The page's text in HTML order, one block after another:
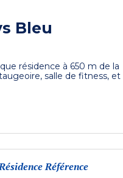
Bleu
résidence à 650 m de la
salle de fitness, et
Référence